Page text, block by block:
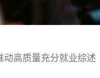
高质量充分就业综述